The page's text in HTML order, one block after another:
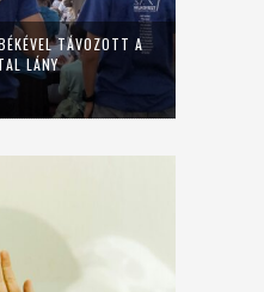
TÁVOZOTT A
LÁNY